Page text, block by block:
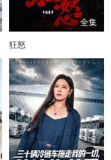
全集
狂怒